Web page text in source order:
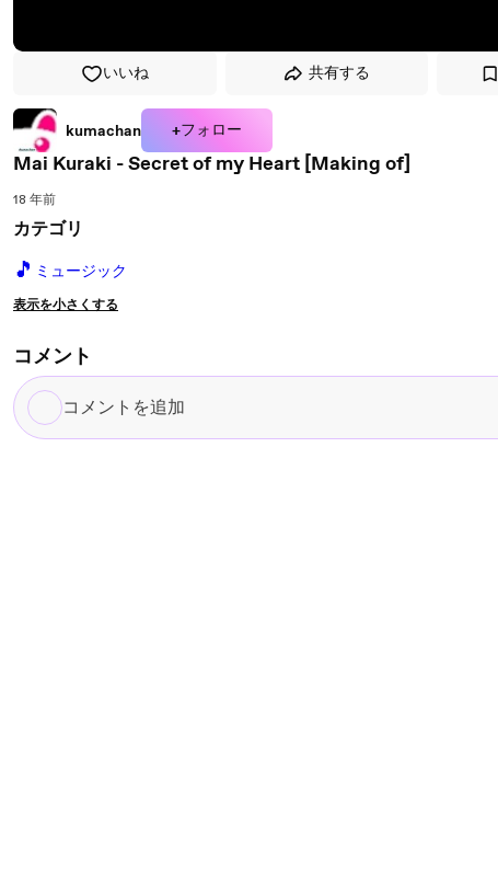
いいね 共有する
kumachan +フォロー
Mai Kuraki - Secret of my Heart [Making of]
18 年前
カテゴリ
🎵 ミュージック
表示を小さくする
コメント
コ
メ